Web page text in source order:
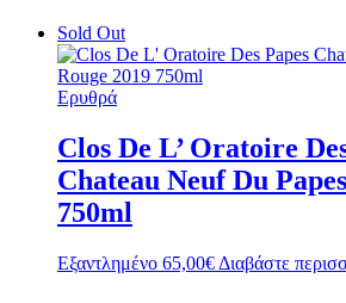
Sold Out
Ερυθρά
Clos De L’ Oratoire
Chateau Neuf Du
750ml
Εξαντλημένο 65,00€ Διαβάστε